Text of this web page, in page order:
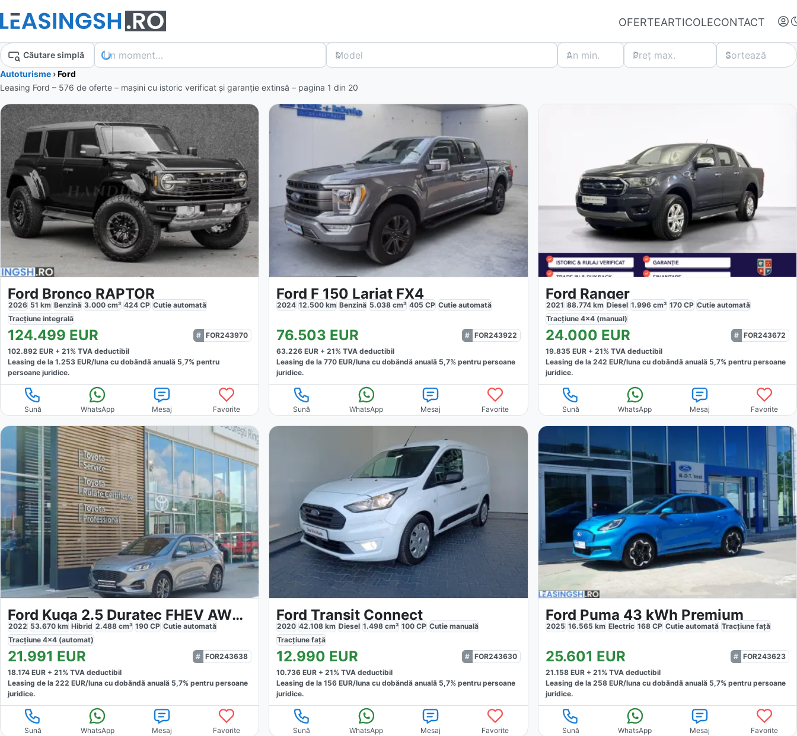
OFERTEARTICOLECONTACT
Autentifică-te
Nu ai oferte favorite
Un moment… Model An min. Preț max.
Căutare simplă Sortează
Autoturisme ›Ford
Leasing Ford – 576 de oferte – mașini cu istoric verificat și garanție extinsă – pagina 1 din 20
Ford Bronco RAPTOR
2026 51 km Benzină 3.000 cm³ 424 CP Cutie automată
Tracțiune integrală
124.499 EUR
FOR243970
102.892 EUR + 21% TVA deductibil
Leasing de la 1.253 EUR/luna cu dobăndă anuală 5,7% pentru
persoane juridice.
Sună WhatsApp Mesaj Favorite
Ford F 150 Lariat FX4
2024 12.500 km Benzină 5.038 cm³ 405 CP Cutieautomată
76.503 EUR
FOR243922
63.226 EUR +21% TVA deductibil
Leasing de la770 EUR/luna cu dobăndă anuală 5,7% pentru persoane
juridice.
Sună WhatsApp Mesaj Favorite
Ford Ranger
2021 88.774km Diesel 1.996cm³ 170CP Cutie automată
Tracțiune 4x4 (manual)
24.000 EUR
FOR243672
19.835 EUR + 21% TVA deductibil
Leasing de la 242 EUR/lunacu dobăndă anuală 5,7% pentru persoane
juridice.
Sună WhatsApp Mesaj Favorite
Ford Kuga 2.5 Duratec FHEV AWD ST Line
2022 53.670 km Hibrid 2.488 cm³ 190 CP Cutie automată
Tracțiune 4x4 (automat)
21.991 EUR
FOR243638
18.174 EUR + 21% TVA deductibil
Leasing de la 222 EUR/luna cu dobăndă anuală 5,7% pentru persoane
juridice.
Sună WhatsApp Mesaj Favorite
Ford Transit Connect
2020 42.108 km Diesel 1.498 cm³ 100 CP Cutiemanuală
Tracțiunefață
12.990 EUR
FOR243630
10.736 EUR +21% TVA deductibil
Leasing de la156 EUR/luna cu dobăndă anuală 5,7% pentru persoane
juridice.
Sună WhatsApp Mesaj Favorite
Ford Puma 43 kWh Premium
2025 16.565 km Electric 168CP Cutie automată Tracțiune față
25.601 EUR
FOR243623
21.158EUR + 21% TVA deductibil
Leasing de la 258EUR/lunacu dobăndă anuală 5,7% pentru persoane
juridice.
Sună WhatsApp Mesaj Favorite